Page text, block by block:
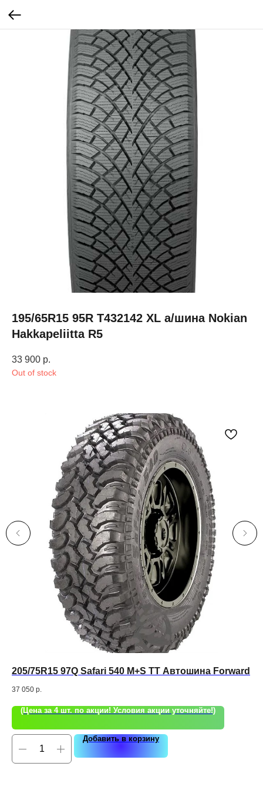
195/65R15 95R T432142 XL а/шина Nokian
Hakkapeliitta R5
33 900 р.
Out of stock
205/75R15 97Q Safari 540 M+S TT Автошина Forward
37 050 р.
(Цена за 4 шт. по акции! Условия акции уточняйте!)
Добавить в корзину